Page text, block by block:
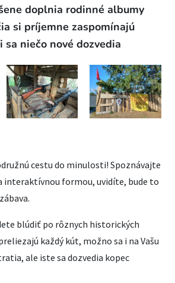
doplnia rodinné albumy
si príjemne zaspomínajú
sa niečo nové dozvedia
cestu do minulosti! Spoznávajte
interaktívnou formou, uvidíte, bude to
blúdiť po rôznych historických
každý kút, možno sa i na Vašu
ale iste sa dozvedia kopec